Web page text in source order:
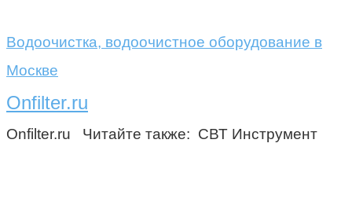
Водоочистка, водоочистное оборудование в
Москве
Onfilter.ru
Onfilter.ru Читайте также: СВТ Инструмент